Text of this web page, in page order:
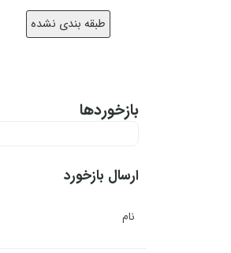
طبقه بندی نشده
بازخوردها
ارسال بازخورد
نام